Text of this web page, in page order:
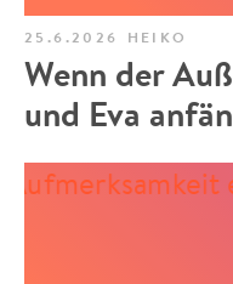
25.6.2026 HEIKO
Wenn der
und Eva